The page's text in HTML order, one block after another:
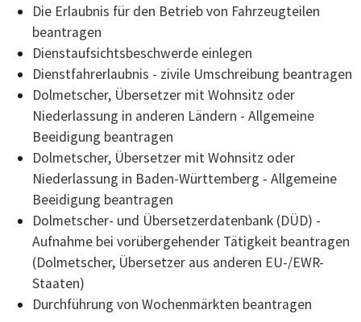
Die Erlaubnis für den Betrieb von Fahrzeugteilen
beantragen
Dienstaufsichtsbeschwerde einlegen
Dienstfahrerlaubnis - zivile Umschreibung beantragen
Dolmetscher, Übersetzer mit Wohnsitz oder
Niederlassung in anderen Ländern - Allgemeine
Beeidigung beantragen
Dolmetscher, Übersetzer mit Wohnsitz oder
Niederlassung in Baden-Württemberg - Allgemeine
Beeidigung beantragen
Dolmetscher- und Übersetzerdatenbank (DÜD) -
Aufnahme bei vorübergehender Tätigkeit beantragen
(Dolmetscher, Übersetzer aus anderen EU-/EWR-
Staaten)
Durchführung von Wochenmärkten beantragen